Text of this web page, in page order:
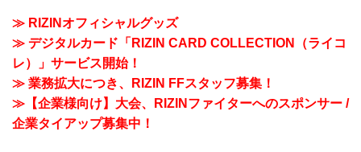
≫ RIZINオフィシャルグッズ
≫ デジタルカード「RIZIN CARD COLLECTION（ライコ
レ）」サービス開始！
≫ 業務拡大につき、RIZIN FFスタッフ募集！
≫【企業様向け】大会、RIZINファイターへのスポンサー /
企業タイアップ募集中！